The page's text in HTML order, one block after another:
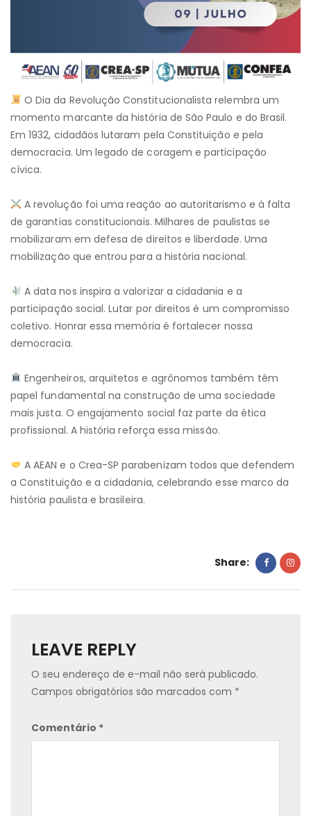
O Dia da Revolução Constitucionalista relembra um
momento marcante da história de São Paulo e do Brasil.
Em 1932, cidadãos lutaram pela Constituição e pela
democracia. Um legado de coragem e participação
cívica.
A revolução foi uma reação ao autoritarismo e à falta
de garantias constitucionais. Milhares de paulistas se
mobilizaram em defesa de direitos e liberdade. Uma
mobilização que entrou para a história nacional.
A data nos inspira a valorizar a cidadania e a
participação social. Lutar por direitos é um compromisso
coletivo. Honrar essa memória é fortalecer nossa
democracia.
Engenheiros, arquitetos e agrônomos também têm
papel fundamental na construção de uma sociedade
mais justa. O engajamento social faz parte da ética
profissional. A história reforça essa missão.
A AEAN e o Crea-SP parabenizam todos que defendem
a Constituição e a cidadania, celebrando esse marco da
história paulista e brasileira.
Share:
LEAVE REPLY
O seu endereço de e-mail não será publicado.
Campos obrigatórios são marcados com *
Comentário *